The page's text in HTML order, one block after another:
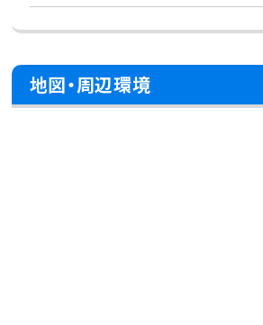
地図・周辺環境